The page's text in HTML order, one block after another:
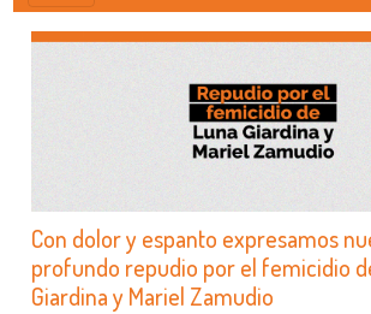
Con dolor y espanto expresamos
profundo repudio por el femicidio
Giardina y Mariel Zamudio